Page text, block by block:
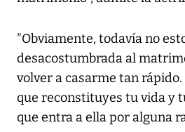
"Obviamente, todavía no
desacostumbrada al
volver a casarme tan
que reconstituyes tu vida y
que entra a ella por alguna